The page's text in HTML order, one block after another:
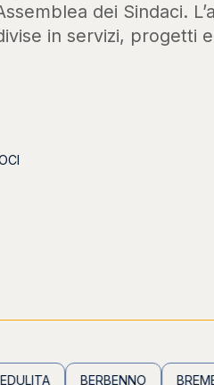
dei Sindaci.
in servizi, progetti
BERBENNO BREMBILLA